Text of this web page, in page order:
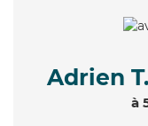
Adrien
à